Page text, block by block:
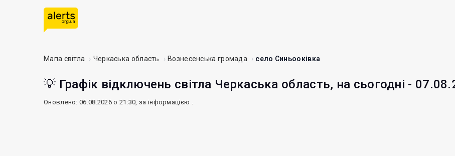
Мапа світла Черкаська область Вознесенська громада село Синьооківка
💡 Графік відключень світла Черкаська область, на сьогодні -
Оновлено: 06.08.2026 о 21:30, за інформацією .